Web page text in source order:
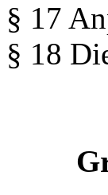
§ 17
§ 18